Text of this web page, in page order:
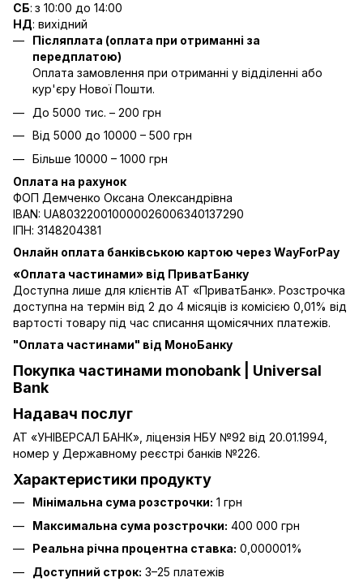
СБ: з 10:00 до 14:00
НД: вихідний
Післяплата (оплата при отриманні за
передплатою)
Оплата замовлення при отриманні у відділенні або
кур'єру Нової Пошти.
До 5000 тис. – 200 грн
Від 5000 до 10000 – 500 грн
Більше 10000 – 1000 грн
Оплата на рахунок
ФОП Демченко Оксана Олександрівна
IBAN: UA803220010000026006340137290
ІПН: 3148204381
Онлайн оплата банківською картою через WayForPay
«Оплата частинами» від ПриватБанку
Доступна лише для клієнтів АТ «ПриватБанк». Розстрочка
доступна на термін від 2 до 4 місяців із комісією 0,01% від
вартості товару під час списання щомісячних платежів.
"Оплата частинами" від МоноБанку
Покупка частинами monobank | Universal
Bank
Надавач послуг
АТ «УНІВЕРСАЛ БАНК», ліцензія НБУ №92 від 20.01.1994,
номер у Державному реєстрі банків №226.
Характеристики продукту
Мінімальна сума розстрочки: 1 грн
Максимальна сума розстрочки: 400 000 грн
Реальна річна процентна ставка: 0,000001%
Доступний строк: 3–25 платежів